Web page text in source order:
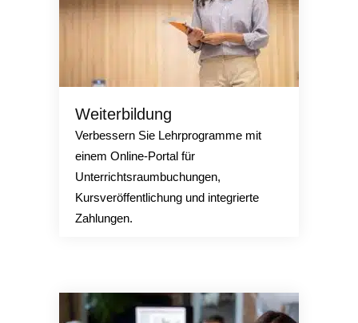
Weiterbildung
Verbessern Sie Lehrprogramme mit
einem Online-Portal für
Unterrichtsraumbuchungen,
Kursveröffentlichung und integrierte
Zahlungen.